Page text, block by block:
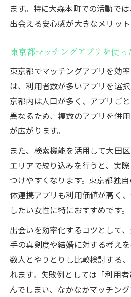
ます。特に大森本町での活動で
出会える安心感が大きなメリット
東京都マッチングアプリを使
東京都でマッチングアプリを効
は、利用者数が多いアプリを選
京都内は人口が多く、アプリご
異なるため、複数のアプリを併
が広がります。
また、検索機能を活用して大田
エリアで絞り込みを行うと、実
つけやすくなります。東京都独
体連携アプリも利用価値が高く
したい女性に特におすすめです。
出会いを効率化するコツとして
手の真剣度や結婚に対する考え
数人とやりとりし比較検討する
れます。失敗例としては「利用
んでしまい、なかなかマッチン